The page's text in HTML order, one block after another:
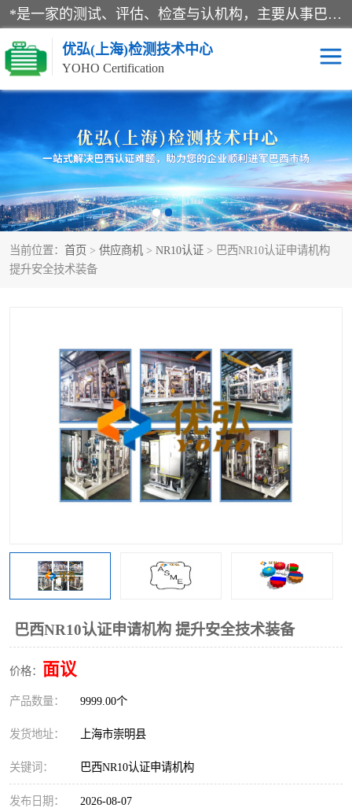
*是一家的测试、评估、检查与认机构，主要从事巴西NR10认证、NR12认证、NR13认证；ANATEL认证、INMTRO认证，欧盟CE认证：MD认证，PED认证，MID认证，ATEX认证，德国蓝色天使认证。
优弘(上海)检测技术中心
YOHO Certification
当前位置： 首页 > 供应商机 > NR10认证 > 巴西NR10认证申请机构
提升安全技术装备
巴西NR10认证申请机构 提升安全技术装备
价格： 面议
产品数量： 9999.00个
发货地址： 上海市崇明县
关键词： 巴西NR10认证申请机构
发布日期： 2026-08-07
RECYCLASS认证 NR10认证
NR12认证 NR13认证
ART认证 巴西NR认证
巴西认证 RETIE认证